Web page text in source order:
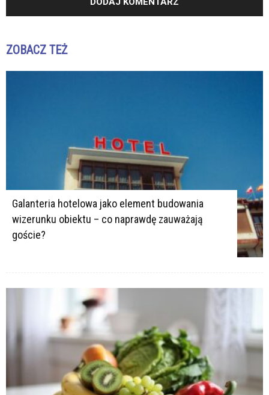
ZOBACZ TEŻ
Galanteria hotelowa jako element budowania
wizerunku obiektu – co naprawdę zauważają
goście?